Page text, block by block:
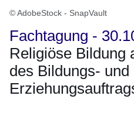
© AdobeStock - SnapVault
Fachtagung -
Religiöse Bildung
des Bildungs- und